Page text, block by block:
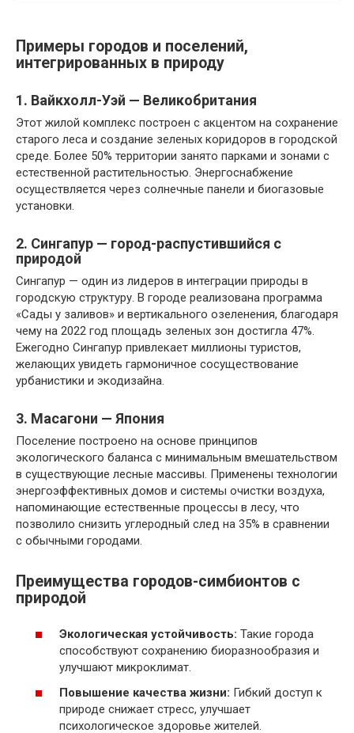
Примеры городов и поселений,
интегрированных в природу
1. Вайкхолл-Уэй — Великобритания
Этот жилой комплекс построен с акцентом на сохранение
старого леса и создание зеленых коридоров в городской
среде. Более 50% территории занято парками и зонами с
естественной растительностью. Энергоснабжение
осуществляется через солнечные панели и биогазовые
установки.
2. Сингапур — город-распустившийся с
природой
Сингапур — один из лидеров в интеграции природы в
городскую структуру. В городе реализована программа
«Сады у заливов» и вертикального озеленения, благодаря
чему на 2022 год площадь зеленых зон достигла 47%.
Ежегодно Сингапур привлекает миллионы туристов,
желающих увидеть гармоничное сосуществование
урбанистики и экодизайна.
3. Масагони — Япония
Поселение построено на основе принципов
экологического баланса с минимальным вмешательством
в существующие лесные массивы. Применены технологии
энергоэффективных домов и системы очистки воздуха,
напоминающие естественные процессы в лесу, что
позволило снизить углеродный след на 35% в сравнении
с обычными городами.
Преимущества городов-симбионтов с
природой
Экологическая устойчивость: Такие города
способствуют сохранению биоразнообразия и
улучшают микроклимат.
Повышение качества жизни: Гибкий доступ к
природе снижает стресс, улучшает
психологическое здоровье жителей.